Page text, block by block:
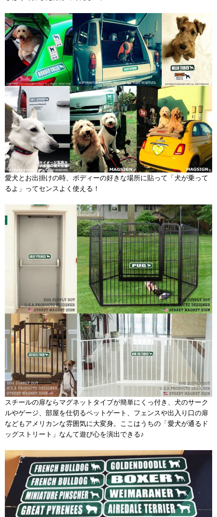
愛犬とお出掛けの時、ボディーの好きな場所に貼って「犬が乗って
るよ」ってセンスよく使える！
スチールの扉ならマグネットタイプが簡単にくっ付き、犬のサーク
ルやゲージ、部屋を仕切るペットゲート、フェンスや出入り口の扉
などもアメリカンな雰囲気に大変身。ここはうちの「愛犬が通るド
ッグストリート」なんて遊び心を演出できる♪